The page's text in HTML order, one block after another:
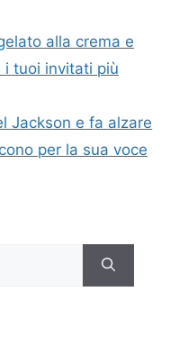
alla crema e
i tuoi invitati più
Jackson e fa alzare
per la sua voce